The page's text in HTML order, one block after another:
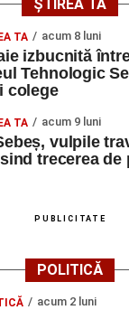
ȘTIREA TA
TA acum 8 luni
izbucnită
Tehnologic
colege
TA acum 9 luni
vulpile
trecerea
PUBLICITATE
POLITICĂ
acum 2 luni